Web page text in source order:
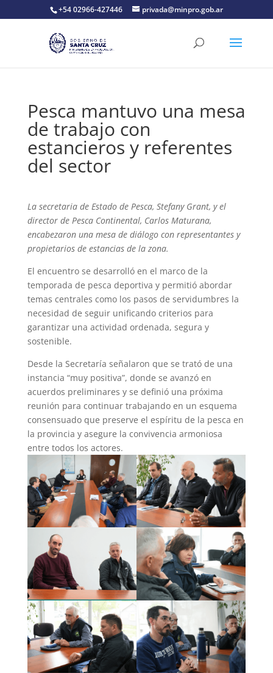
+54 02966-427446 privada@minpro.gob.ar
Pesca mantuvo una mesa
de trabajo con
estancieros y referentes
del sector
La secretaria de Estado de Pesca, Stefany Grant, y el
director de Pesca Continental, Carlos Maturana,
encabezaron una mesa de diálogo con representantes y
propietarios de estancias de la zona.
El encuentro se desarrolló en el marco de la
temporada de pesca deportiva y permitió abordar
temas centrales como los pasos de servidumbres la
necesidad de seguir unificando criterios para
garantizar una actividad ordenada, segura y
sostenible.
Desde la Secretaría señalaron que se trató de una
instancia “muy positiva”, donde se avanzó en
acuerdos preliminares y se definió una próxima
reunión para continuar trabajando en un esquema
consensuado que preserve el espíritu de la pesca en
la provincia y asegure la convivencia armoniosa
entre todos los actores.